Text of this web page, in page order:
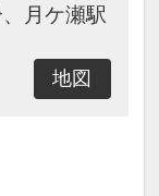
月ケ瀬駅
地図